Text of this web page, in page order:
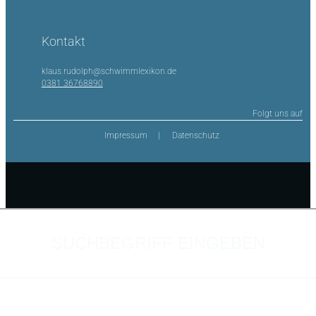
Kontakt
klaus.rudolph@schwimmlexikon.de
0381 36768890
Folgt uns auf
Impressum Datenschutz